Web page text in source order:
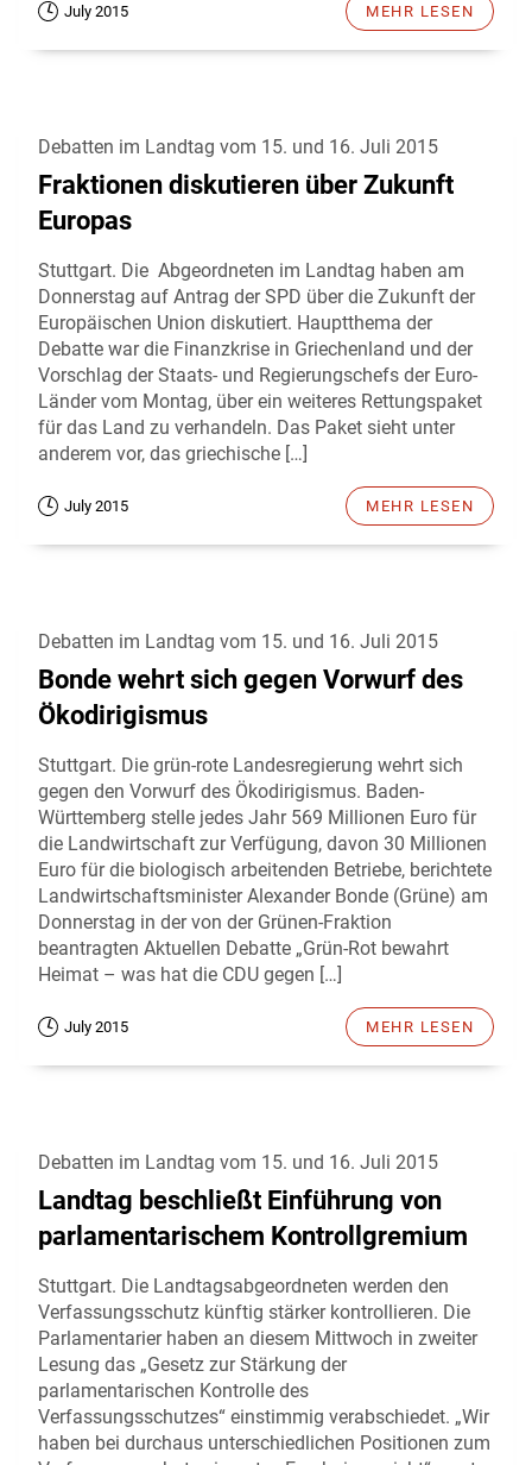
July 2015 MEHR LESEN
Debatten im Landtag vom 15. und 16. Juli 2015
Fraktionen diskutieren über Zukunft
Europas
Stuttgart. Die Abgeordneten im Landtag haben am
Donnerstag auf Antrag der SPD über die Zukunft der
Europäischen Union diskutiert. Hauptthema der
Debatte war die Finanzkrise in Griechenland und der
Vorschlag der Staats- und Regierungschefs der Euro-
Länder vom Montag, über ein weiteres Rettungspaket
für das Land zu verhandeln. Das Paket sieht unter
anderem vor, das griechische […]
July 2015 MEHR LESEN
Debatten im Landtag vom 15. und 16. Juli 2015
Bonde wehrt sich gegen Vorwurf des
Ökodirigismus
Stuttgart. Die grün-rote Landesregierung wehrt sich
gegen den Vorwurf des Ökodirigismus. Baden-
Württemberg stelle jedes Jahr 569 Millionen Euro für
die Landwirtschaft zur Verfügung, davon 30 Millionen
Euro für die biologisch arbeitenden Betriebe, berichtete
Landwirtschaftsminister Alexander Bonde (Grüne) am
Donnerstag in der von der Grünen-Fraktion
beantragten Aktuellen Debatte „Grün-Rot bewahrt
Heimat – was hat die CDU gegen […]
July 2015 MEHR LESEN
Debatten im Landtag vom 15. und 16. Juli 2015
Landtag beschließt Einführung von
parlamentarischem Kontrollgremium
Stuttgart. Die Landtagsabgeordneten werden den
Verfassungsschutz künftig stärker kontrollieren. Die
Parlamentarier haben an diesem Mittwoch in zweiter
Lesung das „Gesetz zur Stärkung der
parlamentarischen Kontrolle des
Verfassungsschutzes“ einstimmig verabschiedet. „Wir
haben bei durchaus unterschiedlichen Positionen zum